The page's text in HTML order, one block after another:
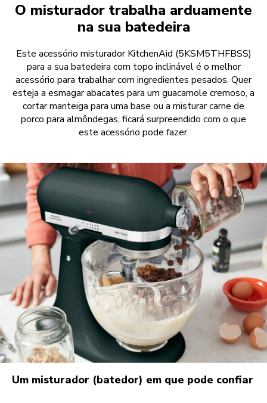
O misturador trabalha arduamente
na sua batedeira
Este acessório misturador KitchenAid (5KSM5THFBSS)
para a sua batedeira com topo inclinável é o melhor
acessório para trabalhar com ingredientes pesados. Quer
esteja a esmagar abacates para um guacamole cremoso, a
cortar manteiga para uma base ou a misturar carne de
porco para almôndegas, ficará surpreendido com o que
este acessório pode fazer.
Um misturador (batedor) em que pode confiar